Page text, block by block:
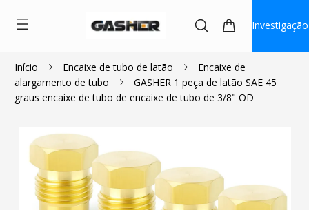
Investigação
Início Encaixe de tubo de latão
Encaixe de
alargamento de tubo
GASHER 1 peça de latão SAE 45
graus encaixe de tubo de encaixe de tubo de 3/8" OD
$1.17